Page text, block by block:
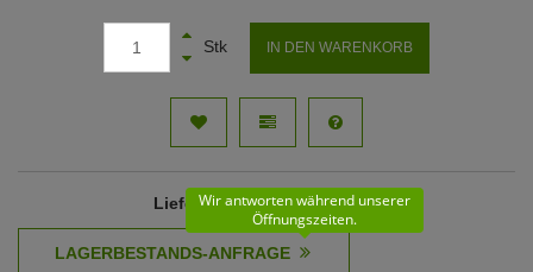
Stk IN DEN WARENKORB
Lieferzeit: 10 - 11 Werktage
Wir antworten während unserer
Öffnungszeiten.